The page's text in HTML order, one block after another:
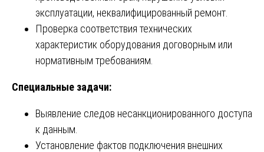
эксплуатации, неквалифицированный ремонт.
Проверка соответствия технических
характеристик оборудования договорным или
нормативным требованиям.
Специальные задачи:
Выявление следов несанкционированного доступа
к данным.
Установление фактов подключения внешних